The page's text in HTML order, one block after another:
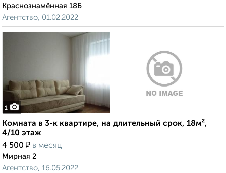
Краснознамённая 18Б
Агентство, 01.02.2022
1
Комната в 3-к квартире, на длительный срок, 18м²,
4/10 этаж
4 500 ₽ в месяц
Мирная 2
Агентство, 16.05.2022